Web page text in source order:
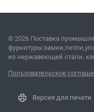
© 2026 Поставка
из нержавеющей стали,
Пользовательское
Версия для печати